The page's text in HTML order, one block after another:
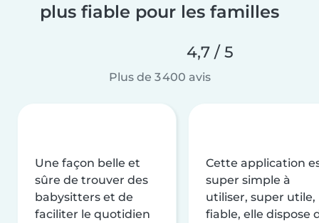
plus fiable pour les familles
4,7 / 5
Plus de 3 400 avis
Une façon belle et
sûre de trouver des
babysitters et de
faciliter le quotidien
Cette application
super simple à
utiliser, super utile,
fiable, elle dispose